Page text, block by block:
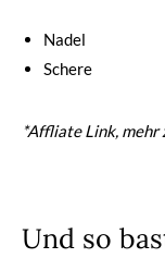
Nadel
Schere
*Affliate Link, mehr
Und so